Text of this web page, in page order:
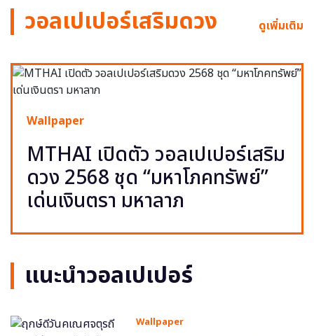
วอลเปเปอร์เสริมดวง ดูเพิ่มเติม
Wallpaper
MTHAI เปิดตัว วอลเปเปอร์เสริม
ดวง 2568 ชุด “มหาโภคทรัพย์”
เด่นเงินตรา มหาลาภ
แนะนำวอลเปเปอร์
Wallpaper